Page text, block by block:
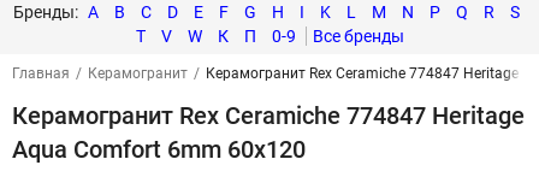
A B C D E F G H I K L M N P Q R
S
T
V W К П 0-9
Главная / Керамогранит / Керамогранит Rex Ceramiche 774847 Heritage
Керамогранит Rex Ceramiche 774847 Heritage
Aqua Comfort 6mm 60x120